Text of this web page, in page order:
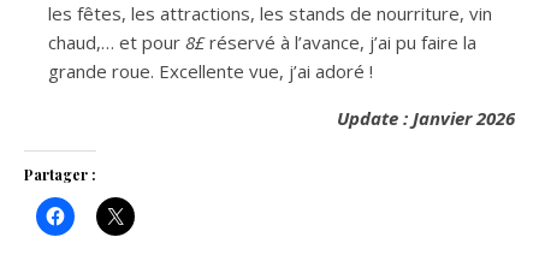
les fêtes, les attractions, les stands de nourriture, vin
chaud,… et pour 8£réservé à l’avance, j’ai pu faire la
grande roue. Excellente vue, j’ai adoré !
Update : Janvier 2026
Partager :